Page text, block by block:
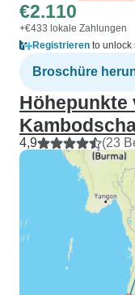
€2.110
+€433 lokale Zahlungen
Registrieren to unlock
Broschüre
Höhepunkte
4,9 (23